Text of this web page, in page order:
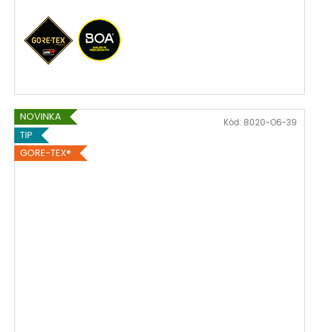
NOVINKA
TIP
GORE-TEX®
Kód: 8020-O6-39